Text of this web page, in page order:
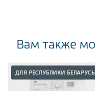
Вам также
ДЛЯ РЕСПУБЛИКИ БЕЛАРУСЬ